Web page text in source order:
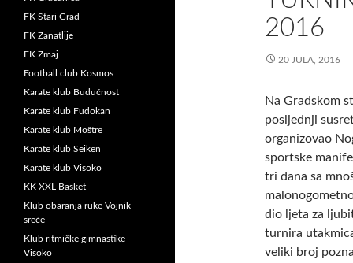
2016
20 JULA, 2016
Na Gradskom
posljednji
organizovao
sportske
tri dana sa
dio ljeta za
turnira
veliki broj
FK Stari Grad
FK Zanatlije
FK Zmaj
Football club Kosmos
Karate klub Budućnost
Karate klub Fudokan
Karate klub Moštre
Karate klub Seiken
Karate klub Visoko
KK XXL Basket
Klub obaranja ruke Vojnik
sreće
Klub ritmičke gimnastike
Visoko